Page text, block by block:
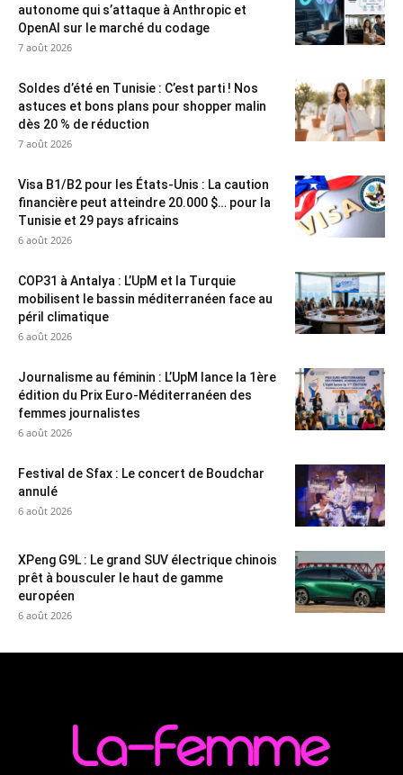
autonome qui s’attaque à Anthropic et
OpenAI sur le marché du codage
7 août 2026
Soldes d’été en Tunisie : C’est parti ! Nos
astuces et bons plans pour shopper malin
dès 20 % de réduction
7 août 2026
Visa B1/B2 pour les États-Unis : La caution
financière peut atteindre 20.000 $… pour la
Tunisie et 29 pays africains
6 août 2026
COP31 à Antalya : L’UpM et la Turquie
mobilisent le bassin méditerranéen face au
péril climatique
6 août 2026
Journalisme au féminin : L’UpM lance la 1ère
édition du Prix Euro-Méditerranéen des
femmes journalistes
6 août 2026
Festival de Sfax : Le concert de Boudchar
annulé
6 août 2026
XPeng G9L : Le grand SUV électrique chinois
prêt à bousculer le haut de gamme
européen
6 août 2026